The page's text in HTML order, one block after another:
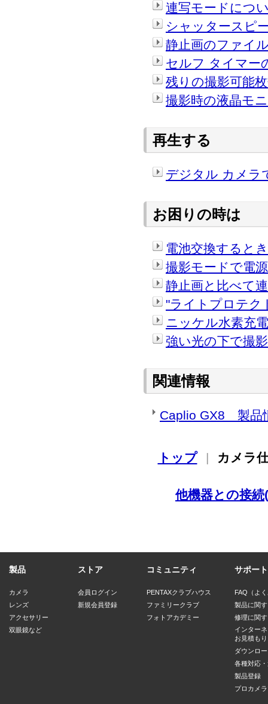
連写モードにつ
シャッタースピ
静止画のファイ
セルフ タイマー
残りの撮影可能
撮影時の液晶モ
再生する
デジタル カメラ
お困りの時は
電池交換すると
撮影モードで電
静止画と比べて
"ライトプロテク
ニッケル水素充
強い光の下で撮
関連情報
Caplio GX8 製品
トップ | カメラ
他機器との接
製品
カメラ
レンズ
アクセサリー
双眼鏡など
ストア
会員ログイン
新規会員登録
コミュニティ
PENTAXクラブハウス
ファミリークラブ
フォトアカデミー
サポート
FAQ（よ
製品に関
修理に関
インター
お見積もり
ダウンロ
各種対応
製品登録
プロカメ